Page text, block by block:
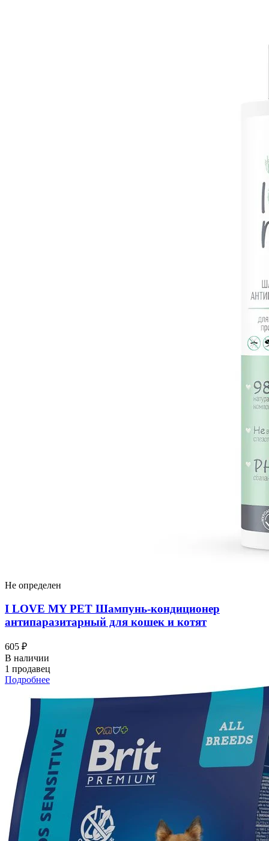
Не определен
I LOVЕ MY PET Шампунь-кондиционер
антипаразитарный для кошек и котят
605 ₽
В наличии
1 продавец
Подробнее